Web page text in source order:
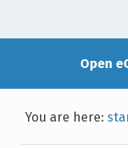
Open
You are here: